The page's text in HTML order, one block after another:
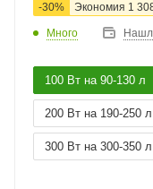
-30% Экономия 1
Много
100 Вт на 90-130 л
200 Вт на 190-250 л
300 Вт на 300-350 л